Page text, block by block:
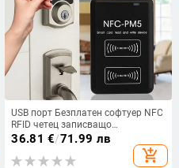
USB порт Безплатен софтуер NFC
RFID четец записващо
устройство за rfid nfc карта
копирна машина клониране крак
36.81 €/71.99 лв
add_shopping_cart